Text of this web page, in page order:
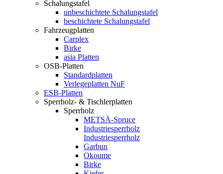
Schalungstafel
unbeschichtete Schalungstafel
beschichtete Schalungstafel
Fahrzeugplatten
Carplex
Birke
asia Platten
OSB-Platten
Standardplatten
Verlegeplatten NuF
ESB-Platten
Sperrholz- & Tischlerplatten
Sperrholz
METSÄ-Spruce
Industriesperrholz
Industriesperrholz
Garbun
Okoume
Birke